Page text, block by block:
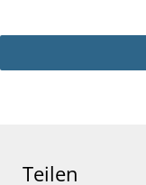
Teilen